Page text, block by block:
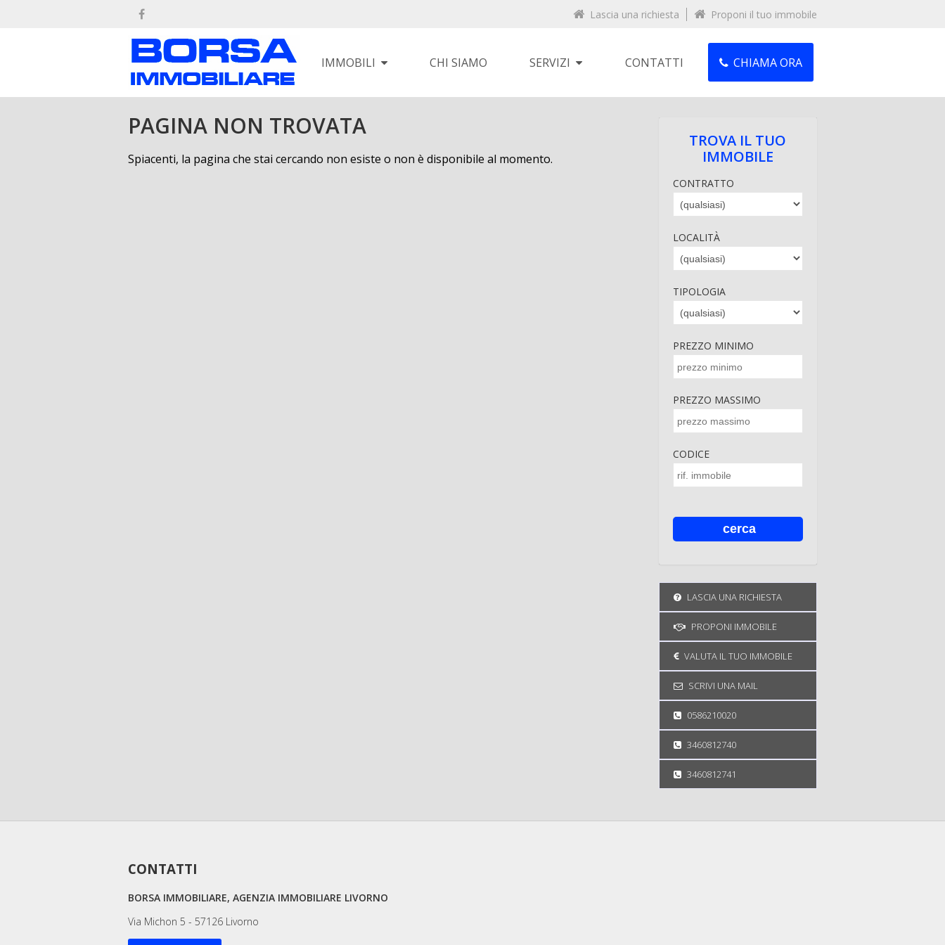
Lascia una richiesta Proponi il tuo immobile
IMMOBILI CHI SIAMO SERVIZI CONTATTI CHIAMA ORA
PAGINA NON TROVATA
Spiacenti, la pagina che stai cercando non esiste o non è disponibile al momento.
TROVA IL TUO
IMMOBILE
CONTRATTO
LOCALITÀ
TIPOLOGIA
PREZZO MINIMO
PREZZO MASSIMO
CODICE
LASCIA UNA RICHIESTA
PROPONI IMMOBILE
VALUTA IL TUO IMMOBILE
SCRIVI UNA MAIL
0586210020
3460812740
3460812741
CONTATTI
BORSA IMMOBILIARE, AGENZIA IMMOBILIARE LIVORNO
Via Michon 5 - 57126 Livorno